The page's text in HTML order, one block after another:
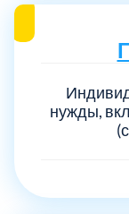
нужды,